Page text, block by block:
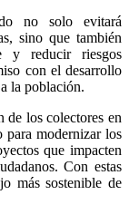
no solo evitará
sino que también
y reducir riesgos
con el desarrollo
la población.
de los colectores en
para modernizar los
que impacten
Con estas
más sostenible de